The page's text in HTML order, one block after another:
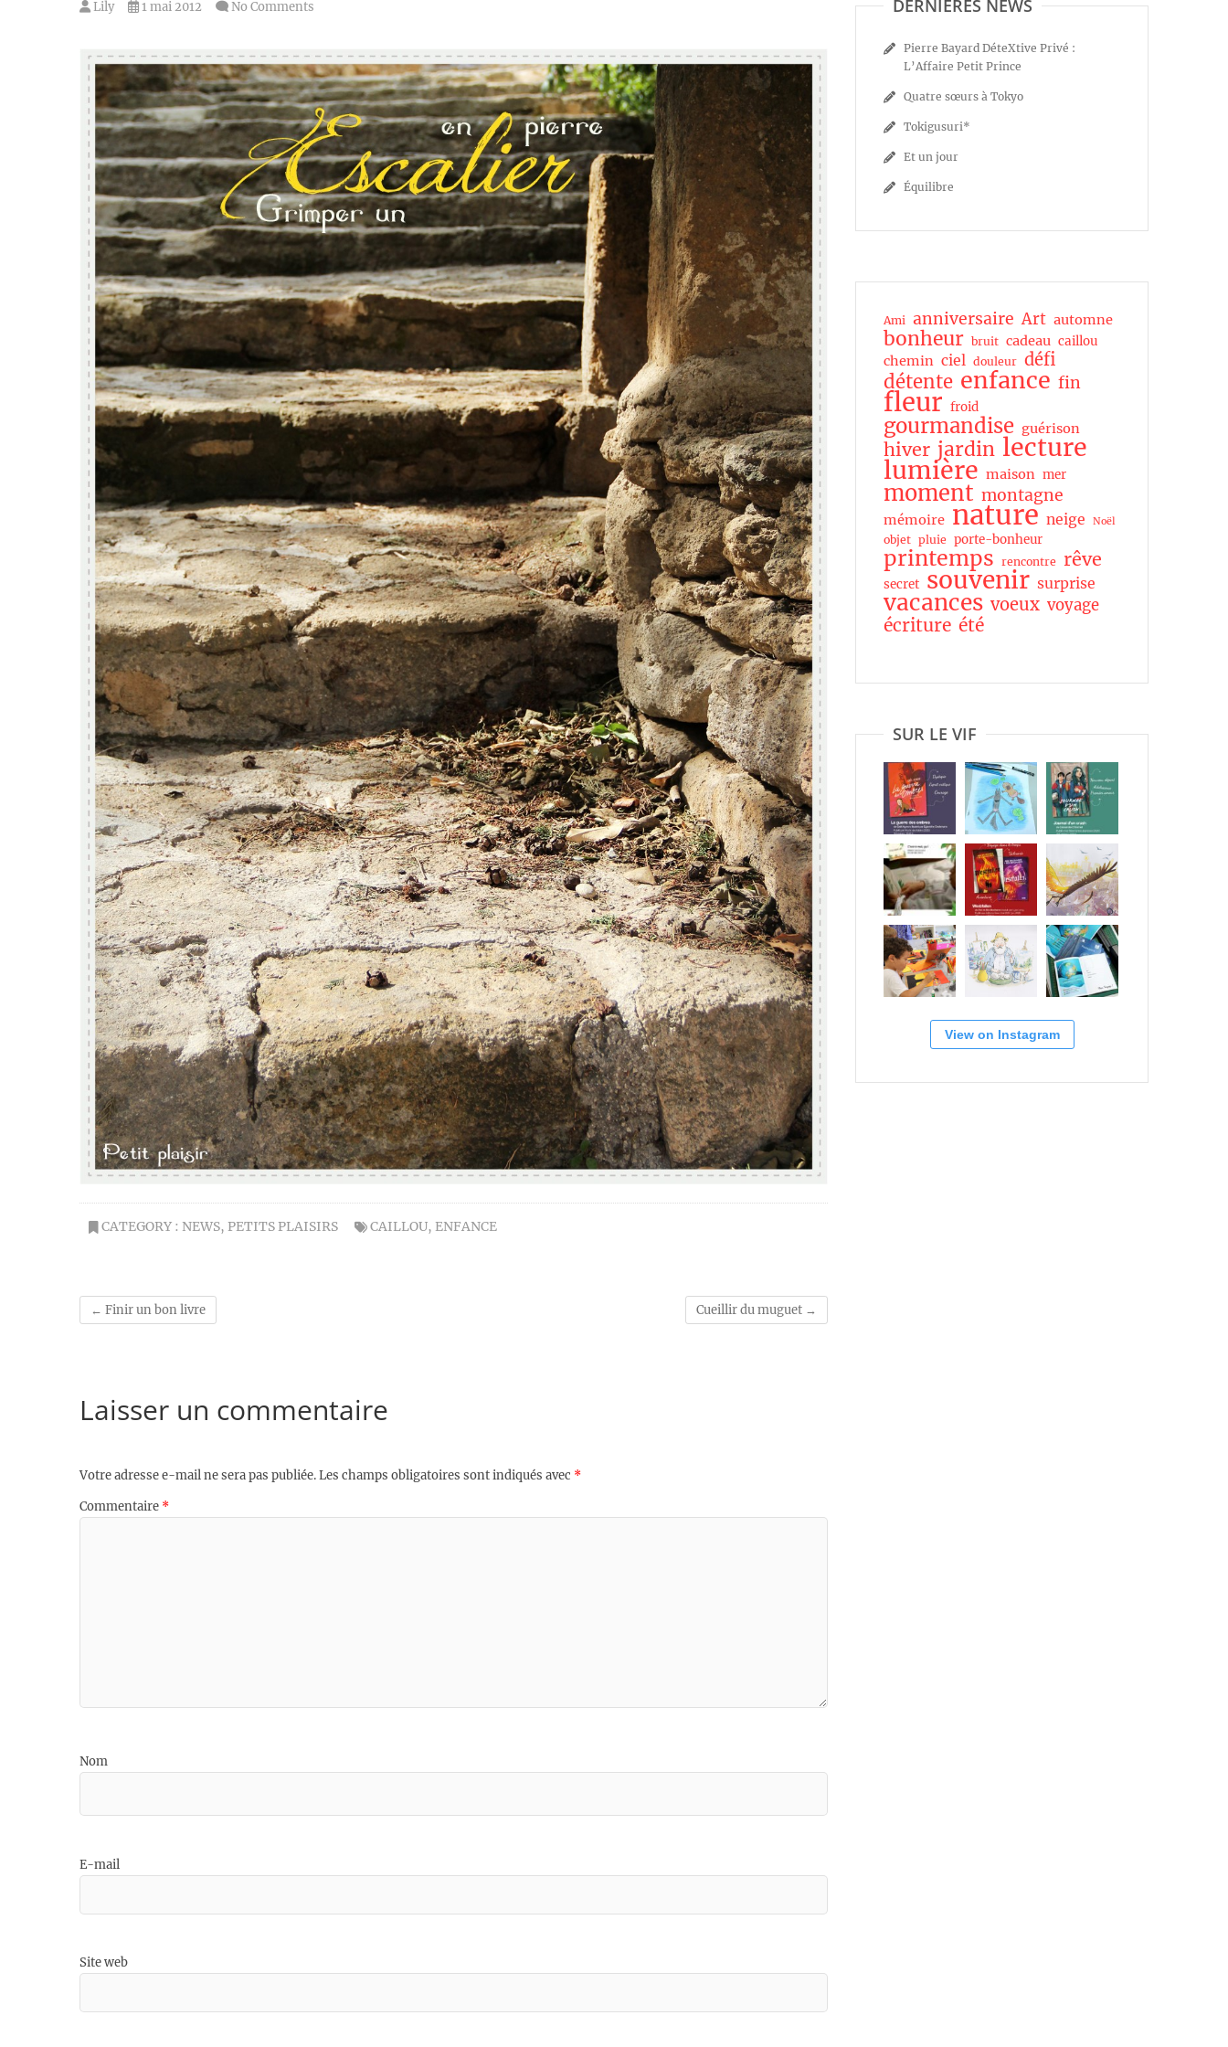
Lily 1 mai 2012 No Comments
CATEGORY : NEWS, PETITS PLAISIRS CAILLOU, ENFANCE
← Finir un bon livre Cueillir du muguet →
Laisser un commentaire
Votre adresse e-mail ne sera pas publiée.Les champs obligatoires sont indiqués avec *
Commentaire *
Nom
E-mail
Site web
DERNIÈRES NEWS
Pierre Bayard DéteXtive Privé :
L’Affaire Petit Prince
Quatre sœurs à Tokyo
Tokigusuri*
Et un jour
Équilibre
Ami anniversaire Art automne
bonheur bruit cadeau caillou
chemin ciel douleur défi
détente enfance fin
fleur froid
gourmandise guérison
hiver jardin lecture
lumière maison mer
moment montagne
mémoire nature neige Noël
objet pluie porte-bonheur
printemps rencontre rêve
secret souvenir surprise
vacances voeux voyage
écriture été
SUR LE VIF
View on Instagram